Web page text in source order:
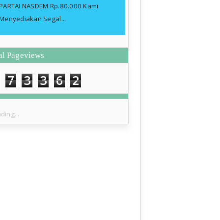
NASDEM Rp.80.000 Kami
Segal...
Pageviews
7 3 3 6 2